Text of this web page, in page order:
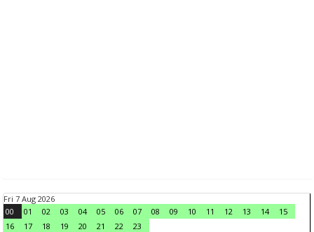
Fri 7 Aug 2026
00
01 02 03 04 05 06 07 08 09 10 11 12 13 14
15
16
17 18 19 20 21 22
23